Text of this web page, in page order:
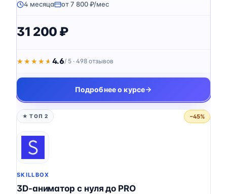
4 месяца от 7 800 ₽/мес
31 200 ₽
★★★★★
★★★★★ 4.6/ 5 · 498 отзывов
Подробнее о курсе
★ ТОП 2 −45%
SKILLBOX
3D-аниматор с нуля до PRO